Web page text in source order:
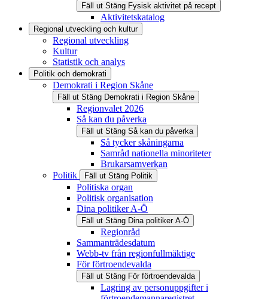
Fäll ut Stäng Fysisk aktivitet på recept
Aktivitetskatalog
Regional utveckling och kultur
Regional utveckling
Kultur
Statistik och analys
Politik och demokrati
Demokrati i Region Skåne
Fäll ut Stäng Demokrati i Region Skåne
Regionvalet 2026
Så kan du påverka
Fäll ut Stäng Så kan du påverka
Så tycker skåningarna
Samråd nationella minoriteter
Brukarsamverkan
Politik
Fäll ut Stäng Politik
Politiska organ
Politisk organisation
Dina politiker A-Ö
Fäll ut Stäng Dina politiker A-Ö
Regionråd
Sammanträdesdatum
Webb-tv från regionfullmäktige
För förtroendevalda
Fäll ut Stäng För förtroendevalda
Lagring av personuppgifter i